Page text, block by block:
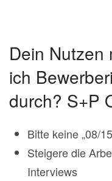
Dein Nutzen
ich
durch? S+P
Bitte keine „08/
Steigere die
Interviews